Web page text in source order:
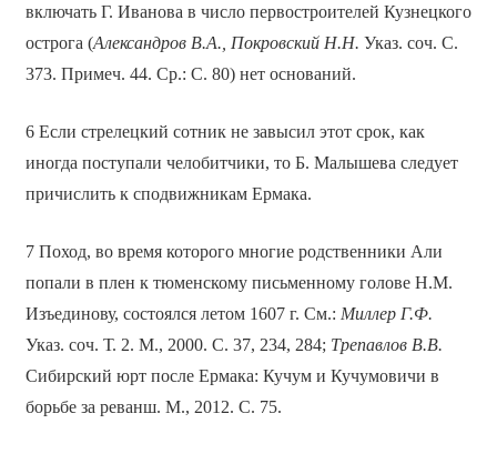
включать Г. Иванова в число первостроителей Кузнецкого
острога (Александров В.А., Покровский Н.Н. Указ. соч. С.
373. Примеч. 44. Ср.: С. 80) нет оснований.
6 Если стрелецкий сотник не завысил этот срок, как
иногда поступали челобитчики, то Б. Малышева следует
причислить к сподвижникам Ермака.
7 Поход, во время которого многие родственники Али
попали в плен к тюменскому письменному голове Н.М.
Изъединову, состоялся летом 1607 г. См.: Миллер Г.Ф.
Указ. соч. Т. 2. М., 2000. С. 37, 234, 284; Трепавлов В.В.
Сибирский юрт после Ермака: Кучум и Кучумовичи в
борьбе за реванш. М., 2012. С. 75.